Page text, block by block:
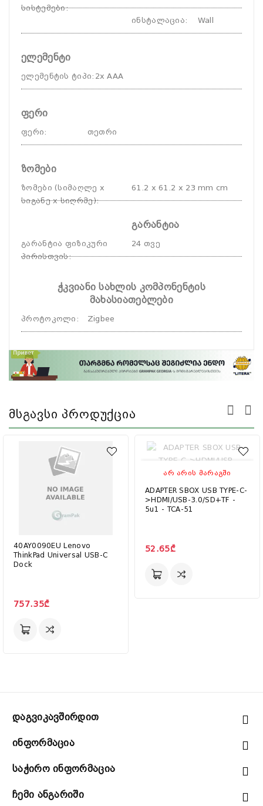
სისტემები:
ინსტალაცია: Wall
ელემენტი
ელემენტის ტიპი: 2x AAA
ფერი
ფერი: თეთრი
ზომები
ზომები (სიმაღლე x
სიგანე x სიღრმე):
61.2 x 61.2 x 23 mm cm
გარანტია
გარანტია ფიზიკური
პირისთვის:
24 თვე
ჭკვიანი სახლის კომპონენტის
მახასიათებლები
პროტოკოლი : Zigbee
Მსგავსი Პროდუქცია
40AY0090EU Lenovo
ThinkPad Universal USB-C
Dock
757.35₾
ᲐᲠ ᲐᲠᲘᲡ ᲛᲐᲠᲐᲒᲨᲘ
ADAPTER SBOX USB TYPE-C-
>HDMI/USB-3.0/SD+TF -
5u1 - TCA-51
52.65₾
Დაგვიკავშირდით
Ინფორმაცია
Საჭირო Ინფორმაცია
Ჩემი Ანგარიში